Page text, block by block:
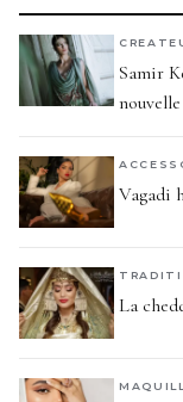
Samir
Vagadi
La